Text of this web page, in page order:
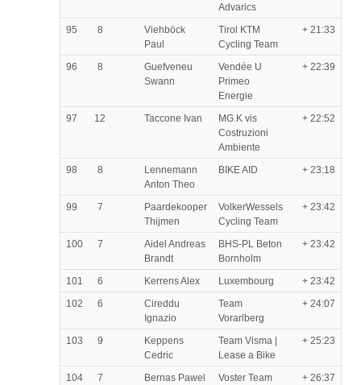
Advarics
95 8
Viehböck
Paul
Tirol KTM
Cycling Team
+ 21:33
96 8
Guefveneu
Swann
Vendée U
Primeo
Energie
+ 22:39
97 12 Taccone Ivan
MG.K vis
Costruzioni
Ambiente
+ 22:52
98 8
Lennemann
Anton Theo
BIKE AID + 23:18
99 7
Paardekooper
Thijmen
VolkerWessels
Cycling Team
+ 23:42
100 7
Aidel Andreas
Brandt
BHS-PL Beton
Bornholm
+ 23:42
101 6 Kerrens Alex Luxembourg
+ 23:42
102
6
Cireddu
Ignazio
Team
Vorarlberg
+ 24:07
103 9
Keppens
Cedric
Team Visma |
Lease a Bike
+ 25:23
104 7 Bernas Pawel Voster Team + 26:37